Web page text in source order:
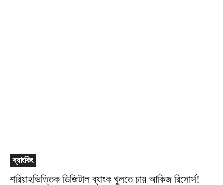
ব্যাংকিং
শরিয়াহভিত্তিক ডিজিটাল ব্যাংক খুলতে চায় আকিজ রিসোর্স!